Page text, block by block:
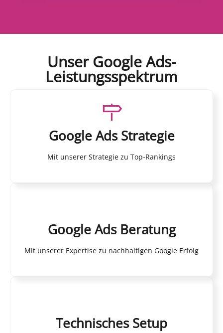
Unser Google Ads-
Leistungsspektrum
Google Ads Strategie
Mit unserer Strategie zu Top-Rankings
Google Ads Beratung
Mit unserer Expertise zu nachhaltigen Google Erfolg
Technisches Setup